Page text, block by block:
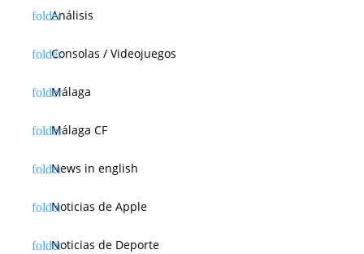
Análisis
Consolas / Videojuegos
Málaga
Málaga CF
News in english
Noticias de Apple
Noticias de Deporte